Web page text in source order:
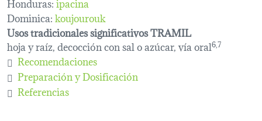
Dominica:koujourouk
Usos tradicionales significativos TRAMIL
hoja y raíz, decocción con sal o azúcar, vía oral6,7
Recomendaciones
Preparación y Dosificación
Referencias